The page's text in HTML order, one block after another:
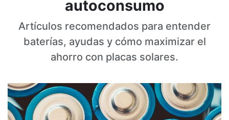
autoconsumo
Artículos recomendados para entender
baterías, ayudas y cómo maximizar el
ahorro con placas solares.